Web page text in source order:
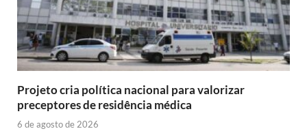
Projeto cria política nacional para valorizar
preceptores de residência médica
6 de agosto de 2026